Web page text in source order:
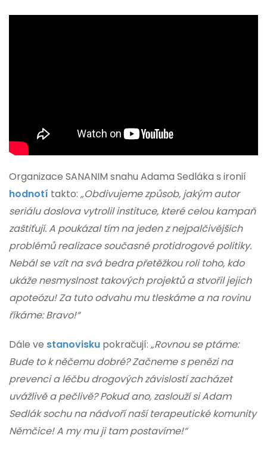
Organizace SANANIM snahu Adama Sedláka s ironií
hodnotí takto: „Obdivujeme způsob, jakým autor
seriálu doslova vytrolil instituce, které celou kampaň
zaštiťují. A poukázal tím na jeden z nejpalčivějších
problémů realizace současné protidrogové politiky.
Nebál se vzít na svá bedra přetěžkou roli toho, kdo
ukáže nesmyslnost takových projektů a stvořil jejich
apoteózu! Za tuto odvahu mu tleskáme a na rovinu
říkáme: Bravo!“
Dále ve stanovisku pokračují: „Rovnou se ptáme:
Bude to k něčemu dobré? Začneme s penězi na
prevenci a léčbu drogových závislostí zacházet
uvážlivě a pečlivě? Pokud ano, zaslouží si Adam
Sedlák sochu na nádvoří naší terapeutické komunity
Němčice! A my mu ji tam postavíme!“